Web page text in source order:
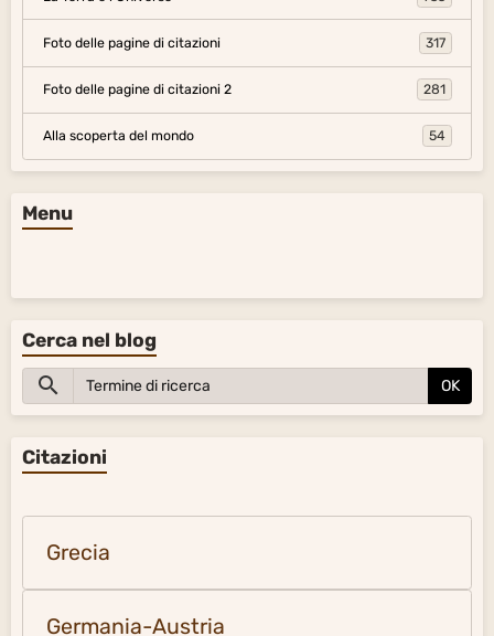
Foto delle pagine di citazioni 317
Foto delle pagine di citazioni 2 281
Alla scoperta del mondo 54
Menu
Cerca nel blog
OK
Citazioni
Grecia
Germania-Austria